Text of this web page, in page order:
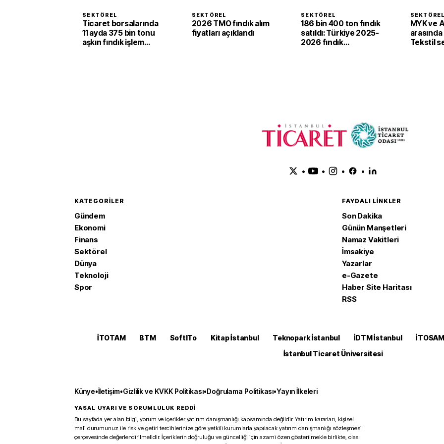
SEKTÖREL
Ticaret borsalarında
11 ayda 375 bin tonu
aşkın fındık işlem
SEKTÖREL
2026 TMO fındık alım
fiyatları açıklandı
SEKTÖREL
186 bin 400 ton fındık
satıldı: Türkiye 2025-
2026 fındık
SEKTÖREL
MYK ve
Tekstil
• • • •
KATEGORILER
Gündem
Ekonomi
Finans
Sektörel
Dünya
Teknoloji
Spor
FAYDALI LINKLER
Son Dakika
Günün Manşetleri
Namaz Vakitleri
İmsakiye
Yazarlar
e-Gazete
Haber Site Haritası
RSS
İTOTAM BTM SoftITo Kitap İstanbul Teknopark İstanbul İDTM İstanbul İTOSAM
İstanbul Ticaret Üniversitesi
Künye•İletişim•Gizlilik ve KVKK Politikası•Doğrulama Politikası•Yayın İlkeleri
YASAL UYARI VE SORUMLULUK REDDİ
Bu sayfada yer alan bilgi, yorum ve içerikler yatırım danışmanlığı kapsamında değildir. Yatırım kararları, kişisel
mali durumunuz ile risk ve getiri tercihlerinize göre yetkili kurumlarla yapılacak yatırım danışmanlığı sözleşmesi
çerçevesinde değerlendirilmelidir. İçeriklerin doğruluğu ve güncelliği için azami özen gösterilmekle birlikte, olası